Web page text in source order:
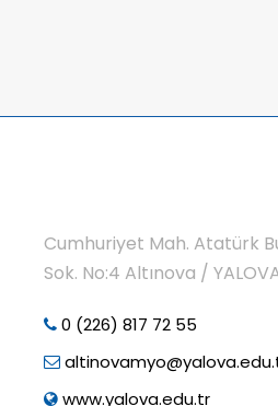
Cumhuriyet Mah. Atatürk
Sok. No:4 Altınova /
0 (226) 817 72 55
www.yalova.edu.tr